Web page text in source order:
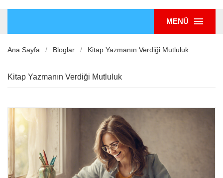
MENÜ
Ana Sayfa Bloglar Kitap Yazmanın Verdiği Mutluluk
Kitap Yazmanın Verdiği Mutluluk